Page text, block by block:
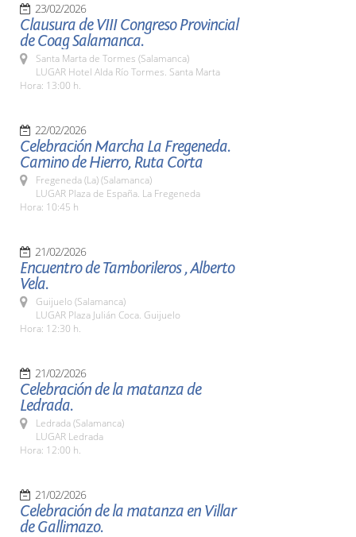
23/02/2026
Clausura de VIII Congreso Provincial
de Coag Salamanca.
Santa Marta de Tormes (Salamanca)
LUGAR Hotel Alda Río Tormes. Santa Marta
Hora: 13:00 h.
22/02/2026
Celebración Marcha La Fregeneda.
Camino de Hierro, Ruta Corta
Fregeneda (La) (Salamanca)
LUGAR Plaza de España. La Fregeneda
Hora: 10:45 h
21/02/2026
Encuentro de Tamborileros , Alberto
Vela.
Guijuelo (Salamanca)
LUGAR Plaza Julián Coca. Guijuelo
Hora: 12:30 h.
21/02/2026
Celebración de la matanza de
Ledrada.
Ledrada (Salamanca)
LUGAR Ledrada
Hora: 12:00 h.
21/02/2026
Celebración de la matanza en Villar
de Gallimazo.